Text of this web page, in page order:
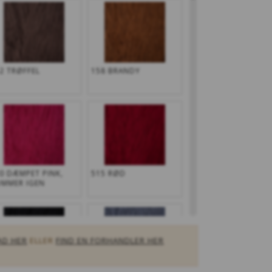
TRØFFEL 158 BRANDY
DÆMPET PINK,
IGEN
515 RØD
HER ELLER FIND EN FORHANDLER HER